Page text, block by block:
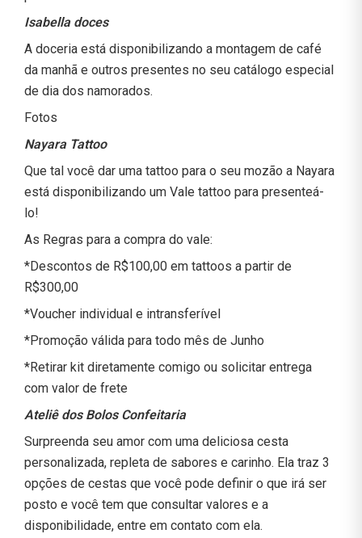
Isabella doces
A doceria está disponibilizando a montagem de café
da manhã e outros presentes no seu catálogo especial
de dia dos namorados.
Fotos
Nayara Tattoo
Que tal você dar uma tattoo para o seu mozão a Nayara
está disponibilizando um Vale tattoo para presenteá-
lo!
As Regras para a compra do vale:
*Descontos de R$100,00 em tattoos a partir de
R$300,00
*Voucher individual e intransferível
*Promoção válida para todo mês de Junho
*Retirar kit diretamente comigo ou solicitar entrega
com valor de frete
Ateliê dos Bolos Confeitaria
Surpreenda seu amor com uma deliciosa cesta
personalizada, repleta de sabores e carinho. Ela traz 3
opções de cestas que você pode definir o que irá ser
posto e você tem que consultar valores e a
disponibilidade, entre em contato com ela.